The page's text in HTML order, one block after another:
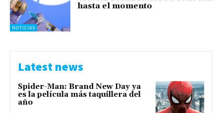
NOTICIAS
hasta el momento
Latest news
Spider-Man: Brand New Day ya
es la película más taquillera del
año